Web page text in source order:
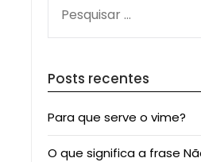
POR:
Posts recentes
Para que serve o vime?
O que significa a frase